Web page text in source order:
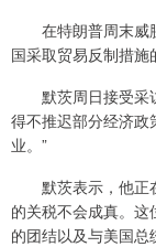
在特朗普周末威
国采取贸易反制措施
默茨周日接受采
得不推迟部分经济政
业。”
默茨表示，他正
的关税不会成真。这
的团结以及与美国总